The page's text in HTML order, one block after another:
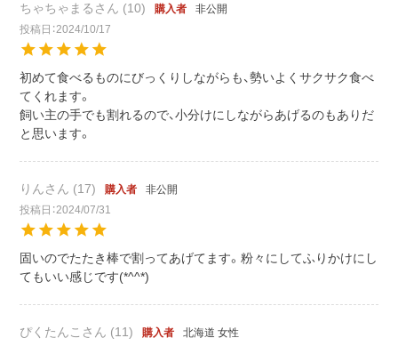
ちゃちゃまる 10 購入者
非公開
投稿日 2024/10/17
初めて食べるものにびっくりしながらも、勢いよくサクサク食べ
てくれます。
飼い主の手でも割れるので、小分けにしながらあげるのもありだ
と思います。
りん 17 購入者
非公開
投稿日 2024/07/31
固いのでたたき棒で割ってあげてます。粉々にしてふりかけにし
てもいい感じです(*^^*)
ぴくたんこ 11 購入者 北海道 女性